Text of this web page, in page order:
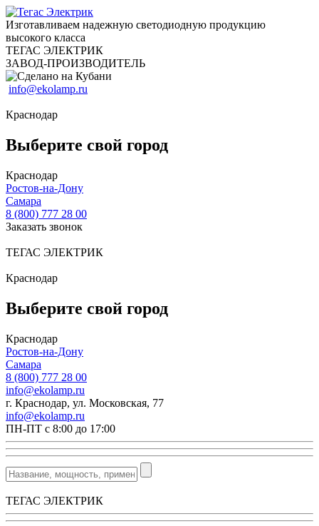
Изготавливаем надежную светодиодную продукцию
высокого класса
ТЕГАС ЭЛЕКТРИК
ЗАВОД-ПРОИЗВОДИТЕЛЬ
info@ekolamp.ru
Краснодар
Выберите свой город
Краснодар
Ростов-на-Дону
Самара
8 (800) 777 28 00
Заказать звонок
ТЕГАС ЭЛЕКТРИК
Краснодар
Выберите свой город
Краснодар
Ростов-на-Дону
Самара
8 (800) 777 28 00
info@ekolamp.ru
г. Краснодар, ул. Московская, 77
info@ekolamp.ru
ПН-ПТ с 8:00 до 17:00
ТЕГАС ЭЛЕКТРИК